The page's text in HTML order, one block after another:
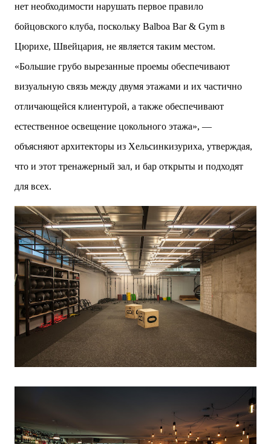
нет необходимости нарушать первое правило
бойцовского клуба, поскольку Balboa Bar & Gym в
Цюрихе, Швейцария, не является таким местом.
«Большие грубо вырезанные проемы обеспечивают
визуальную связь между двумя этажами и их частично
отличающейся клиентурой, а также обеспечивают
естественное освещение цокольного этажа», —
объясняют архитекторы из Хельсинкизуриха, утверждая,
что и этот тренажерный зал, и бар открыты и подходят
для всех.